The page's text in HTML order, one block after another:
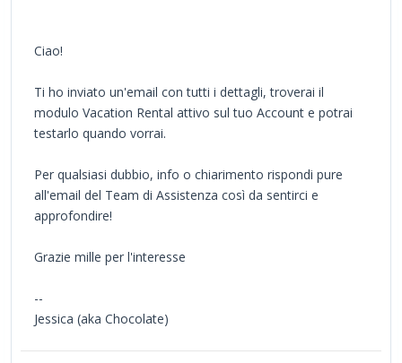
Ciao!
Ti ho inviato un'email con tutti i dettagli, troverai il
modulo Vacation Rental attivo sul tuo Account e potrai
testarlo quando vorrai.
Per qualsiasi dubbio, info o chiarimento rispondi pure
all'email del Team di Assistenza così da sentirci e
approfondire!
Grazie mille per l'interesse
--
Jessica (aka Chocolate)